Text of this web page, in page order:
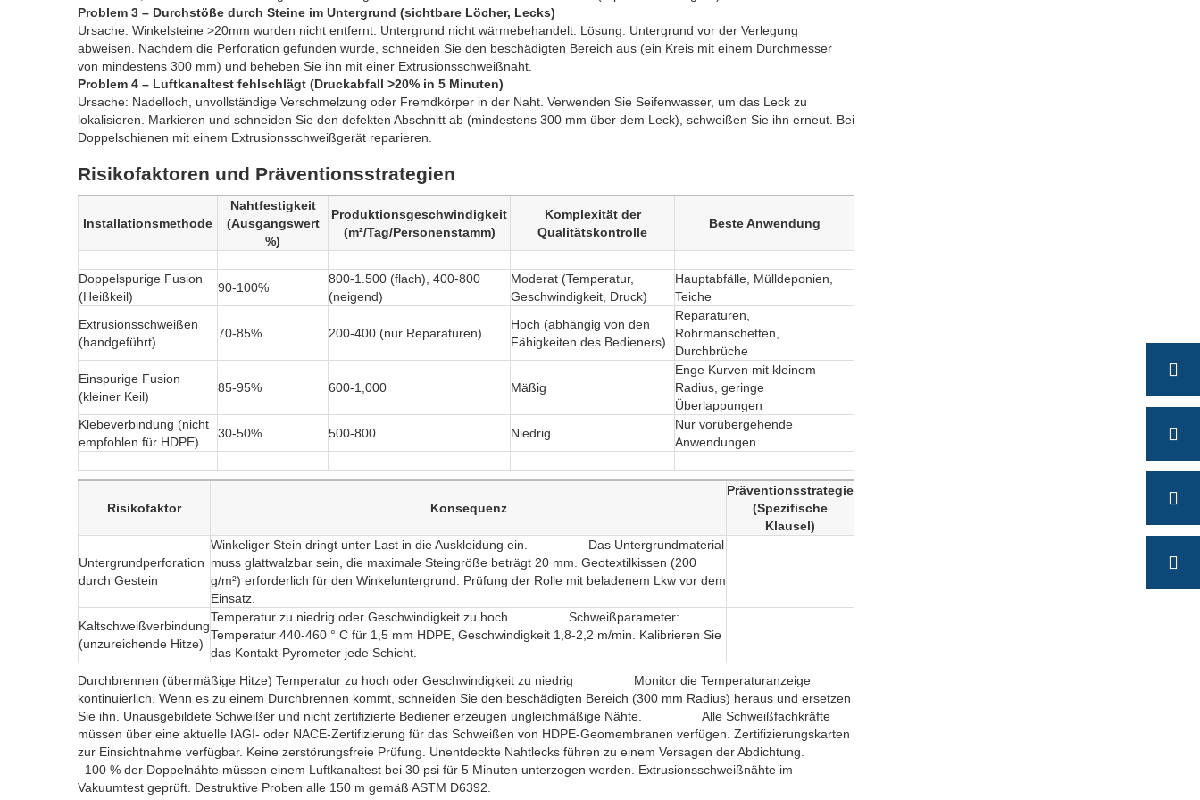
Problem 3 – Durchstöße durch Steine im Untergrund (sichtbare Löcher, Lecks)
Ursache: Winkelsteine >20mm wurden nicht entfernt. Untergrund nicht wärmebehandelt. Lösung: Untergrund vor der Verlegung
abweisen. Nachdem die Perforation gefunden wurde, schneiden Sie den beschädigten Bereich aus (ein Kreis mit einem Durchmesser
von mindestens 300 mm) und beheben Sie ihn mit einer Extrusionsschweißnaht.
Problem 4 – Luftkanaltest fehlschlägt (Druckabfall >20% in 5 Minuten)
Ursache: Nadelloch, unvollständige Verschmelzung oder Fremdkörper in der Naht. Verwenden Sie Seifenwasser, um das Leck zu
lokalisieren. Markieren und schneiden Sie den defekten Abschnitt ab (mindestens 300 mm über dem Leck), schweißen Sie ihn erneut. Bei
Doppelschienen mit einem Extrusionsschweißgerät reparieren.
Risikofaktoren und Präventionsstrategien
Installationsmethode
Nahtfestigkeit
(Ausgangswert
%)
Produktionsgeschwindigkeit
(m²/Tag/Personenstamm)
Komplexität der
Qualitätskontrolle
Beste Anwendung
Doppelspurige Fusion
(Heißkeil)
90-100%
800-1.500 (flach), 400-800
(neigend)
Moderat (Temperatur,
Geschwindigkeit, Druck)
Hauptabfälle, Mülldeponien,
Teiche
Extrusionsschweißen
(handgeführt)
70-85% 200-400 (nur Reparaturen)
Hoch (abhängig von den
Fähigkeiten des Bedieners)
Reparaturen,
Rohrmanschetten,
Durchbrüche
Einspurige Fusion
(kleiner Keil)
85-95% 600-1,000 Mäßig
Enge Kurven mit kleinem
Radius, geringe
Überlappungen
Klebeverbindung (nicht
empfohlen für HDPE)
30-50% 500-800 Niedrig
Nur vorübergehende
Anwendungen
Risikofaktor Konsequenz
Präventionsstrategie
(Spezifische
Klausel)
Untergrundperforation
durch Gestein
Winkeliger Stein dringt unter Last in die Auskleidung ein. Das Untergrundmaterial
muss glattwalzbar sein, die maximale Steingröße beträgt 20 mm. Geotextilkissen (200
g/m²) erforderlich für den Winkeluntergrund. Prüfung der Rolle mit beladenem Lkw vor dem
Einsatz.
Kaltschweißverbindung
(unzureichende Hitze)
Temperatur zu niedrig oder Geschwindigkeit zu hoch Schweißparameter:
Temperatur 440-460 ° C für 1,5 mm HDPE, Geschwindigkeit 1,8-2,2 m/min. Kalibrieren Sie
das Kontakt-Pyrometer jede Schicht.
Durchbrennen (übermäßige Hitze) Temperatur zu hoch oder Geschwindigkeit zu niedrig Monitor die Temperaturanzeige
kontinuierlich. Wenn es zu einem Durchbrennen kommt, schneiden Sie den beschädigten Bereich (300 mm Radius) heraus und ersetzen
Sie ihn. Unausgebildete Schweißer und nicht zertifizierte Bediener erzeugen ungleichmäßige Nähte. Alle Schweißfachkräfte
müssen über eine aktuelle IAGI- oder NACE-Zertifizierung für das Schweißen von HDPE-Geomembranen verfügen. Zertifizierungskarten
zur Einsichtnahme verfügbar. Keine zerstörungsfreie Prüfung. Unentdeckte Nahtlecks führen zu einem Versagen der Abdichtung.
100 % der Doppelnähte müssen einem Luftkanaltest bei 30 psi für 5 Minuten unterzogen werden. Extrusionsschweißnähte im
Vakuumtest geprüft. Destruktive Proben alle 150 m gemäß ASTM D6392.